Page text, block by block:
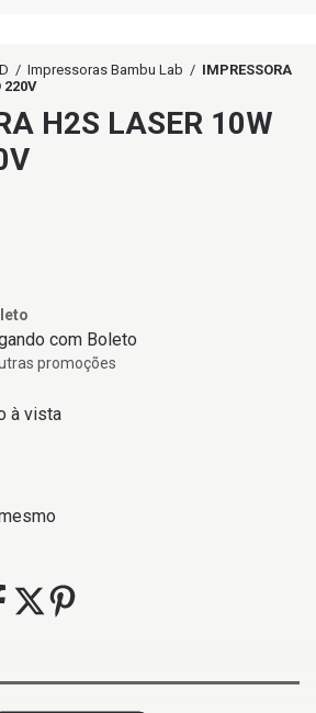
/ Impressoras Bambu Lab / IMPRESSORA
220V
H2S LASER 10W
com Boleto
promoções
à vista